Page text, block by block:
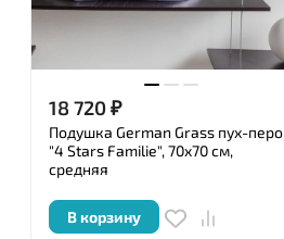
18 720₽
Подушка German Grass пух-перо
"4 Stars Familie", 70x70 см,
средняя
В корзину